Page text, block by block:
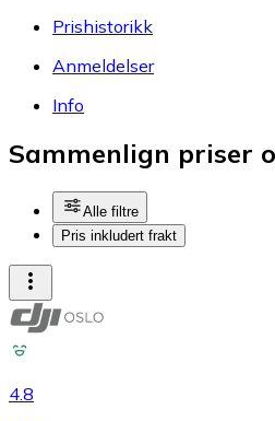
Prishistorikk
Anmeldelser
Info
Sammenlign priser
Alle filtre
Pris inkludert frakt
4.8